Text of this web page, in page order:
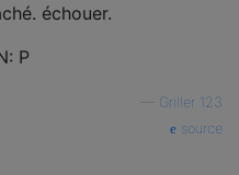
échouer.
P
Griller 123
source